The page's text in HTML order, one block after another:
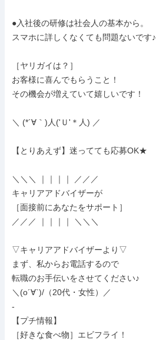
●入社後の研修は社会人の基本から。
スマホに詳しくなくても問題ないです♪
［ヤリガイは？］
お客様に喜んでもらうこと！
その機会が増えていて嬉しいです！
＼ (*´∀｀)人('Ｕ'＊人) ／
【とりあえず】迷ってても応募OK★
＼＼＼ ｜｜｜｜ ／／／
キャリアアドバイザーが
［面接前にあなたをサポート］
／／／ ｜｜｜｜ ＼＼＼
▽キャリアアドバイザーより▽
まず、私からお電話するので
転職のお手伝いをさせてください♪
＼(o´∀`)/（20代・女性）／
-
【プチ情報】
［好きな食べ物］エビフライ！